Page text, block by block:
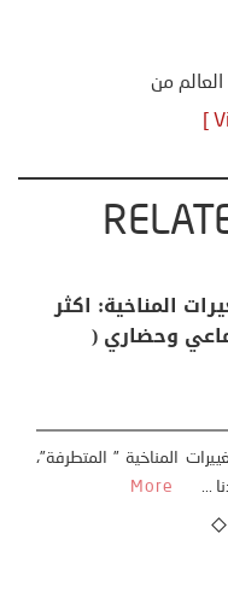
من
المناخية: اكثر
وحضاري (
المناخية ” المتطرفة”،
...
More